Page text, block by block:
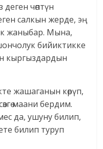
чөптүн
салкын жерде, эң
жаныбар. Мына,
бийиктикке
кыргыздардын
жашаганын көрүп,
маани бердим.
да, ушуну билип,
билип туруп